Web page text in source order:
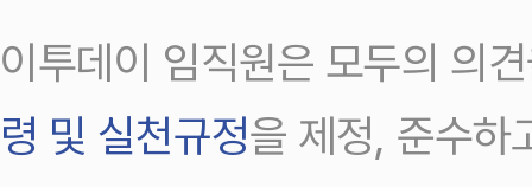
이투데이 임직원은 모두의 의
령 및 실천규정을 제정, 준수하